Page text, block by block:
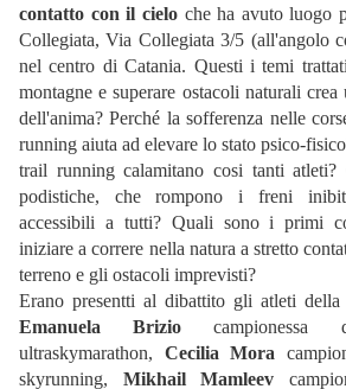
contatto con il cieloche ha avuto luogo
Collegiata, Via Collegiata 3/5 (all'angolo
nel centro di Catania. Questi i temi
montagne e superare ostacoli naturali crea
dell'anima? Perché la sofferenza nelle
running aiuta ad elevare lo stato psico-
trail running calamitano cosi tanti atleti?
podistiche, che rompono i freni
accessibili a tutti? Quali sono i primi
iniziare a correre nella natura a stretto
terreno e gli ostacoli imprevisti?
Erano presentti al dibattito gli atleti della
Emanuela Brizio campionessa
ultraskymarathon, Cecilia Mora
skyrunning, Mikhail Mamleev